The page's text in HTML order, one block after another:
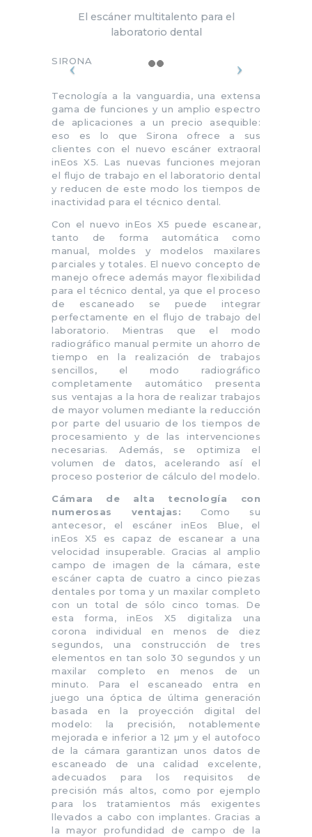
El escáner multitalento para el
laboratorio dental
SIRONA
Tecnología a la vanguardia, una extensa
gama de funciones y un amplio espectro
de aplicaciones a un precio asequible:
eso es lo que Sirona ofrece a sus
clientes con el nuevo escáner extraoral
inEos X5. Las nuevas funciones mejoran
el flujo de trabajo en el laboratorio dental
y reducen de este modo los tiempos de
inactividad para el técnico dental.
Con el nuevo inEos X5 puede escanear,
tanto de forma automática como
manual, moldes y modelos maxilares
parciales y totales. El nuevo concepto de
manejo ofrece además mayor flexibilidad
para el técnico dental, ya que el proceso
de escaneado se puede integrar
perfectamente en el flujo de trabajo del
laboratorio. Mientras que el modo
radiográfico manual permite un ahorro de
tiempo en la realización de trabajos
sencillos, el modo radiográfico
completamente automático presenta
sus ventajas a la hora de realizar trabajos
de mayor volumen mediante la reducción
por parte del usuario de los tiempos de
procesamiento y de las intervenciones
necesarias. Además, se optimiza el
volumen de datos, acelerando así el
proceso posterior de cálculo del modelo.
Cámara de alta tecnología con
numerosas ventajas: Como su
antecesor, el escáner inEos Blue, el
inEos X5 es capaz de escanear a una
velocidad insuperable. Gracias al amplio
campo de imagen de la cámara, este
escáner capta de cuatro a cinco piezas
dentales por toma y un maxilar completo
con un total de sólo cinco tomas. De
esta forma, inEos X5 digitaliza una
corona individual en menos de diez
segundos, una construcción de tres
elementos en tan solo 30 segundos y un
maxilar completo en menos de un
minuto. Para el escaneado entra en
juego una óptica de última generación
basada en la proyección digital del
modelo: la precisión, notablemente
mejorada e inferior a 12 µm y el autofoco
de la cámara garantizan unos datos de
escaneado de una calidad excelente,
adecuados para los requisitos de
precisión más altos, como por ejemplo
para los tratamientos más exigentes
llevados a cabo con implantes. Gracias a
la mayor profundidad de campo de la